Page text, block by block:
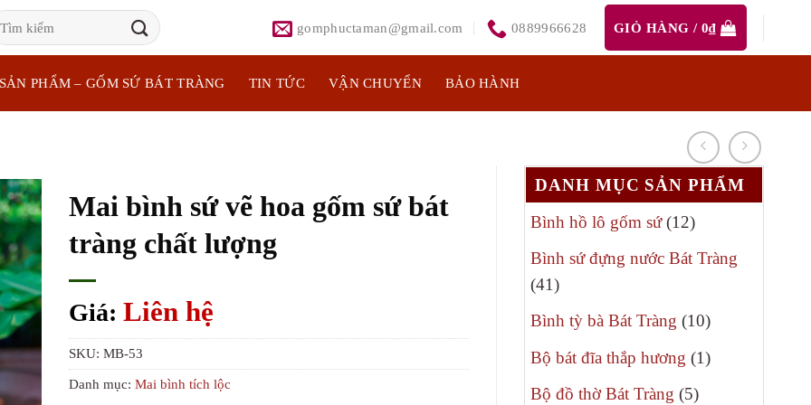
gomphuctaman@gmail.com 0889966628 GIỎ HÀNG / 0₫
SẢN PHẨM – GỐM SỨ BÁT TRÀNG TIN TỨC VẬN CHUYỂN BẢO HÀNH
DANH MỤC SẢN PHẨM
Bình hồ lô gốm sứ 1212
Bình sứ đựng nước Bát Tràng
4141
sản
phẩm
Bình tỳ bà Bát Tràng 1010
phẩm
Bộ bát đĩa thắp hương 11
Bộ đồ thờ Bát Tràng 55
Mai bình sứ vẽ hoa gốm sứ bát
tràng chất lượng
Giá: Liên hệ
SKU: MB-53
Danh mục: Mai bình tích lộc